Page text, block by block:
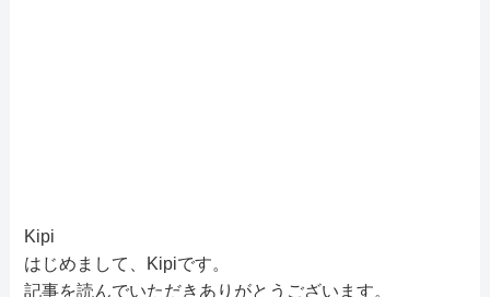
Kipi
はじめまして、Kipiです。
記事を読んでいただきありがとうございます。